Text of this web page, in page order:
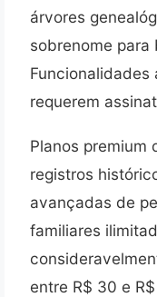
árvores
sobrenome para
Funcionalidades
requerem
Planos premium
registros
avançadas de
familiares
entre R$ 30 e